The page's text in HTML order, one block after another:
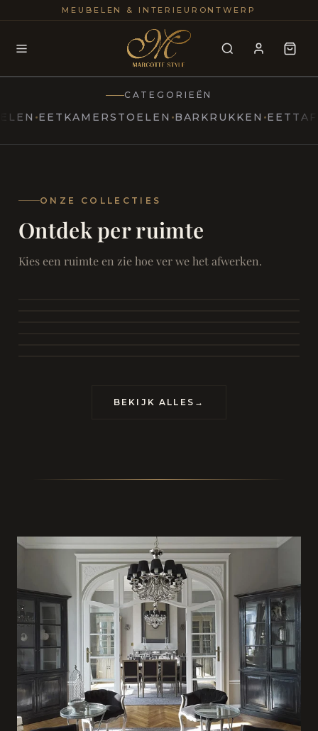
MEUBELEN & INTERIEURONTWERP
Modern
Marcottestyle Living
25+
CATEGORIEËN
EETKAMERSTOELEN BARKRUKKEN EETTAFELS
ONZE COLLECTIES
Ontdek per ruimte
Kies een ruimte en zie hoe ver we het afwerken.
SAMEN ONTSPANNEN
Woonkamer
Eetkamer
RUST EN RETRAITE
BEKIJK ALLES →